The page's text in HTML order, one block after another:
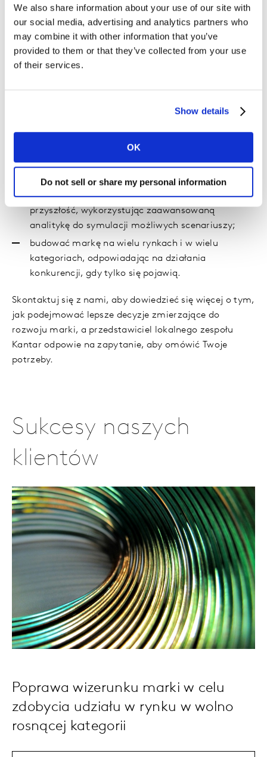
We also share information about your use of our site with
our social media, advertising and analytics partners who
may combine it with other information that you’ve
provided to them or that they’ve collected from your use
of their services.
Show details
OK
Do not sell or share my personal information
brand guidance można zbudować w celu zapewnienia
Ci niezbędnej wiedzy o marce. Dzięki temu możesz:
przekonać się, jak Twoja marka radzi sobie w
porównaniu z konkurencją, odwołując się do
zmaksymalizować sukces kampanii
marketingowych, optymalizując media mix lub
strategię dla touchpointów, bądź inwestując w
najlepiej „pracujące” reklamy i treści reklamowe;
zidentyfikować szanse dla Twojej marki na
przyszłość, wykorzystując zaawansowaną
analitykę do symulacji możliwych scenariuszy;
budować markę na wielu rynkach i w wielu
kategoriach, odpowiadając na działania
konkurencji, gdy tylko się pojawią.
Skontaktuj się z nami, aby dowiedzieć się więcej o tym,
jak podejmować lepsze decyzje zmierzające do
rozwoju marki, a przedstawiciel lokalnego zespołu
Kantar odpowie na zapytanie, aby omówić Twoje
potrzeby.
Sukcesy naszych
klientów
Poprawa wizerunku marki w celu
zdobycia udziału w rynku w wolno
rosnącej kategorii